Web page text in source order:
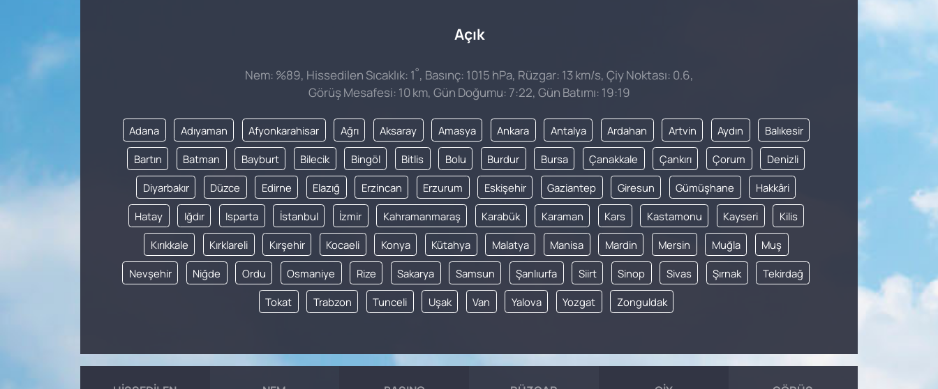
Açık
Nem: %89, Hissedilen Sıcaklık: 1°, Basınç: 1015 hPa, Rüzgar: 13 km/s, Çiy Noktası: 0.6,
Görüş Mesafesi: 10 km, Gün Doğumu: 7:22, Gün Batımı: 19:19
Adana Adıyaman Afyonkarahisar Ağrı Aksaray Amasya Ankara Antalya Ardahan Artvin Aydın Balıkesir
Bartın Batman Bayburt Bilecik Bingöl Bitlis Bolu Burdur Bursa Çanakkale Çankırı Çorum Denizli
Diyarbakır Düzce Edirne Elazığ Erzincan Erzurum Eskişehir Gaziantep Giresun Gümüşhane Hakkâri
Hatay Iğdır Isparta İstanbul İzmir Kahramanmaraş Karabük Karaman Kars Kastamonu Kayseri Kilis
Kırıkkale Kırklareli Kırşehir Kocaeli Konya Kütahya Malatya Manisa Mardin Mersin Muğla Muş
Nevşehir Niğde Ordu Osmaniye Rize Sakarya Samsun Şanlıurfa Siirt Sinop Sivas Şırnak Tekirdağ
Tokat Trabzon Tunceli Uşak Van Yalova Yozgat Zonguldak